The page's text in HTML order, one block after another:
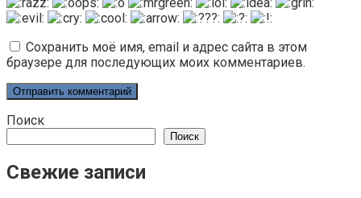
Сохранить моё имя, email и адрес сайта в этом
браузере для последующих моих комментариев.
Поиск
Поиск
Свежие записи